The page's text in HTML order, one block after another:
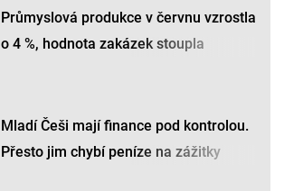
Průmyslová produkce v červnu vzrostla
o 4 %, hodnota zakázek stoupla
Mladí Češi mají finance pod kontrolou.
Přesto jim chybí peníze na zážitky